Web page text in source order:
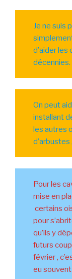
Je ne suis
d’aider les
décennies.
On peut
installant
les autres
d’arbustes
Pour les
mise en
certains
pour
qu’ils y
futurs
février ,
eu